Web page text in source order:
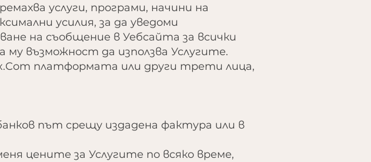
услуги, програми, начини на
усилия, за да уведоми
на съобщение в Уебсайта за всички
възможност да използва Услугите.
платформата или други трети лица,
път срещу издадена фактура или в
цените за Услугите по всяко време,